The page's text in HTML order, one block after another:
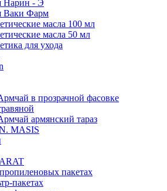
Нарин - Э
Ваки Фарм
масла 100 мл
масла 50 мл
для ухода
в прозрачной фасовке
армянский тараз
MASIS
пакетах
пакетах